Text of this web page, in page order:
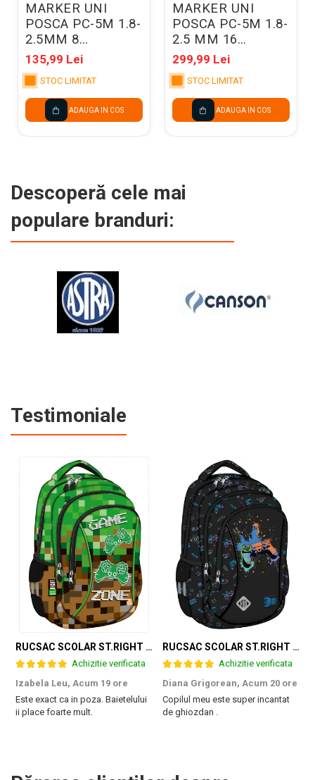
MARKER UNI
POSCA PC-5M 1.8-
2.5MM 8
CULORI/SET
M1486
135,99 Lei
STOC LIMITAT
ADAUGA IN COS
MARKER UNI
POSCA PC-5M 1.8-
2.5 MM 16
CULORI/SET
M1485
299,99 Lei
STOC LIMITAT
ADAUGA IN COS
Descoperă cele mai
populare branduri:
Testimoniale
RUCSAC SCOLAR ST.RIGHT 3 COMPARTIMENTE GAME ZONE BP-26 301384
Achizitie verificata
Izabela Leu, Acum 19 ore
Este exact ca in poza. Baietelului
ii place foarte mult.
RUCSAC SCOLAR ST.RIGHT 3 COMPARTIMENTE GAME CONTROLLER SPLASH BP-26 697562
Achizitie verificata
Diana Grigorean, Acum 20 ore
Copilul meu este super incantat
de ghiozdan .